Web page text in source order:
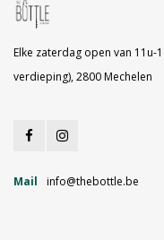
Elke zaterdag open van 11u-
verdieping), 2800 Mechelen
Mail info@thebottle.be